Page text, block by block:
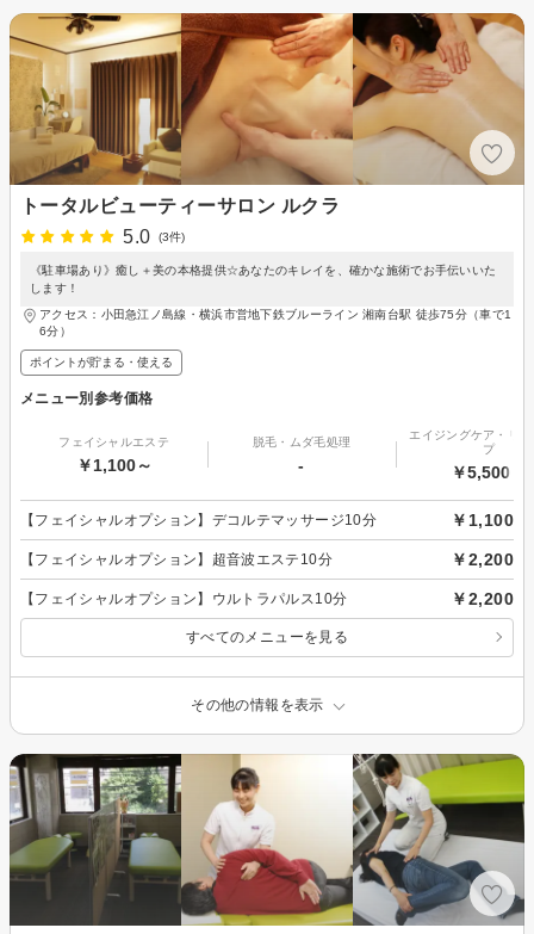
トータルビューティーサロン ルクラ
5.0
(3件)
《駐車場あり》癒し＋美の本格提供☆あなたのキレイを、確かな施術でお手伝いいた
します！
アクセス：小田急江ノ島線・横浜市営地下鉄ブルーライン 湘南台駅 徒歩75分（車で1
6分）
ポイントが貯まる・使える
メニュー別参考価格
フェイシャルエステ
￥1,100～
脱毛・ムダ毛処理
-
エイジングケア・リ
プ
￥5,500～
【フェイシャルオプション】デコルテマッサージ10分 ￥1,100
【フェイシャルオプション】超音波エステ10分 ￥2,200
【フェイシャルオプション】ウルトラパルス10分 ￥2,200
すべてのメニューを見る
その他の情報を表示